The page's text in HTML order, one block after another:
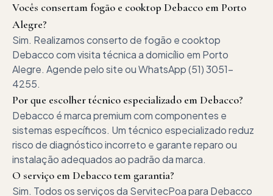
Vocês consertam fogão e cooktop Debacco em Porto
Alegre?
Sim. Realizamos conserto de fogão e cooktop
Debacco com visita técnica a domicílio em Porto
Alegre. Agende pelo site ou WhatsApp (51) 3051-
4255.
Por que escolher técnico especializado em Debacco?
Debacco é marca premium com componentes e
sistemas específicos. Um técnico especializado reduz
risco de diagnóstico incorreto e garante reparo ou
instalação adequados ao padrão da marca.
O serviço em Debacco tem garantia?
Sim. Todos os serviços da ServitecPoa para Debacco